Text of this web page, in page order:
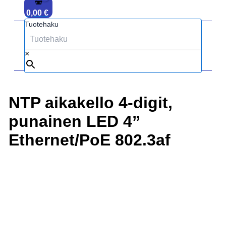
0,00 €
Tuotehaku
×
NTP aikakello 4-digit,
punainen LED 4”
Ethernet/PoE 802.3af